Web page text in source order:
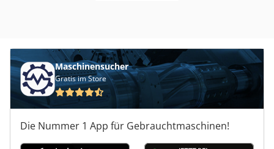
Maschinensucher
Gratis im Store
Die Nummer 1 App für Gebrauchtmaschinen!